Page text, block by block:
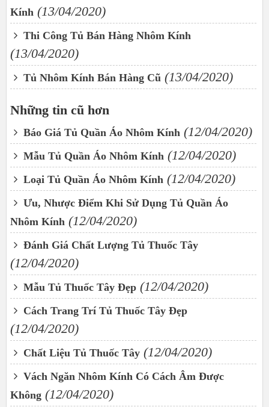
Kính (13/04/2020)
Thi Công Tủ Bán Hàng Nhôm Kính
(13/04/2020)
Tủ Nhôm Kính Bán Hàng Cũ (13/04/2020)
Những tin cũ hơn
Báo Giá Tủ Quần Áo Nhôm Kính (12/04/2020)
Mẫu Tủ Quần Áo Nhôm Kính (12/04/2020)
Loại Tủ Quần Áo Nhôm Kính (12/04/2020)
Ưu, Nhược Điểm Khi Sử Dụng Tủ Quần Áo
Nhôm Kính (12/04/2020)
Đánh Giá Chất Lượng Tủ Thuốc Tây
(12/04/2020)
Mẫu Tủ Thuốc Tây Đẹp (12/04/2020)
Cách Trang Trí Tủ Thuốc Tây Đẹp
(12/04/2020)
Chất Liệu Tủ Thuốc Tây (12/04/2020)
Vách Ngăn Nhôm Kính Có Cách Âm Được
Không (12/04/2020)